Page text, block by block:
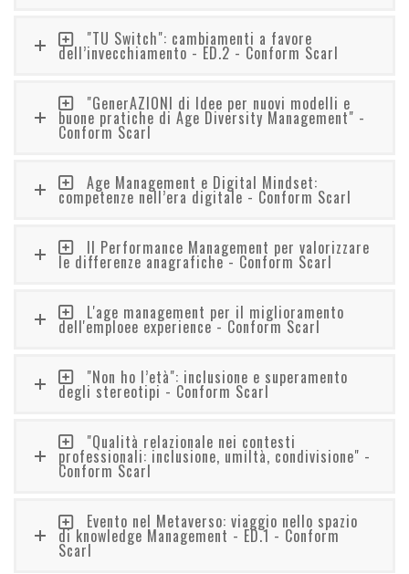
"TU Switch": cambiamenti a favore
dell’invecchiamento - ED.2 - Conform Scarl
"GenerAZIONI di Idee per nuovi modelli e
buone pratiche di Age Diversity Management" -
Conform Scarl
Age Management e Digital Mindset:
competenze nell’era digitale - Conform Scarl
Il Performance Management per valorizzare
le differenze anagrafiche - Conform Scarl
L'age management per il miglioramento
dell'emploee experience - Conform Scarl
"Non ho l’età": inclusione e superamento
degli stereotipi - Conform Scarl
"Qualità relazionale nei contesti
professionali: inclusione, umiltà, condivisione" -
Conform Scarl
Evento nel Metaverso: viaggio nello spazio
di knowledge Management - ED.1 - Conform
Scarl